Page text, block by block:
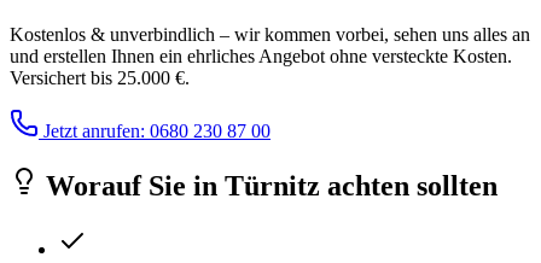
Kostenlos & unverbindlich – wir kommen vorbei, sehen uns alles an
und erstellen Ihnen ein ehrliches Angebot ohne versteckte Kosten.
Versichert bis 25.000 €.
Jetzt anrufen: 0680 230 87 00
Worauf Sie in Türnitz achten sollten